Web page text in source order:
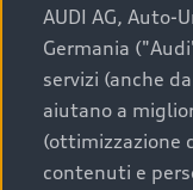
La qualità
un’auto
AUDI AG, Auto-
Germania
servizi (anche
aiutano a
(ottimizzazione
contenuti e